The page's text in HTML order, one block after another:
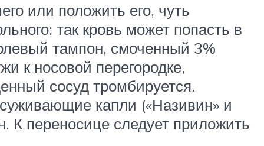
или положить его, чуть
так кровь может попасть в
тампон, смоченный 3%
к носовой перегородке,
сосуд тромбируется.
капли («Називин» и
К переносице следует приложить